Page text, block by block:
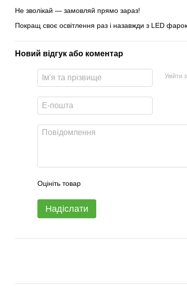
Не зволікай — замовляй прямо зараз!
Покращ своє освітлення раз і назавжди з LED
Новий відгук або коментар
Увійти
Оцініть товар
Надіслати